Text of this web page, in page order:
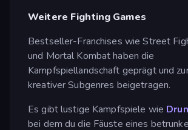
Weitere Fighting Games
Bestseller-Franchises wie Street
und Mortal Kombat haben die
Kampfspiellandschaft geprägt und
kreativer Subgenres beigetragen.
Es gibt lustige Kampfspiele wie
bei dem du die Fäuste eines